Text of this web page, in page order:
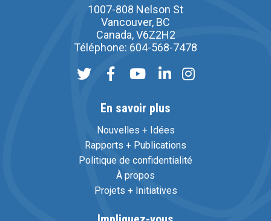
1007-808 Nelson St
Vancouver, BC
Canada, V6Z2H2
Téléphone: 604-568-7478
En savoir plus
Nouvelles + Idées
Rapports + Publications
Politique de confidentialité
À propos
Projets + Initiatives